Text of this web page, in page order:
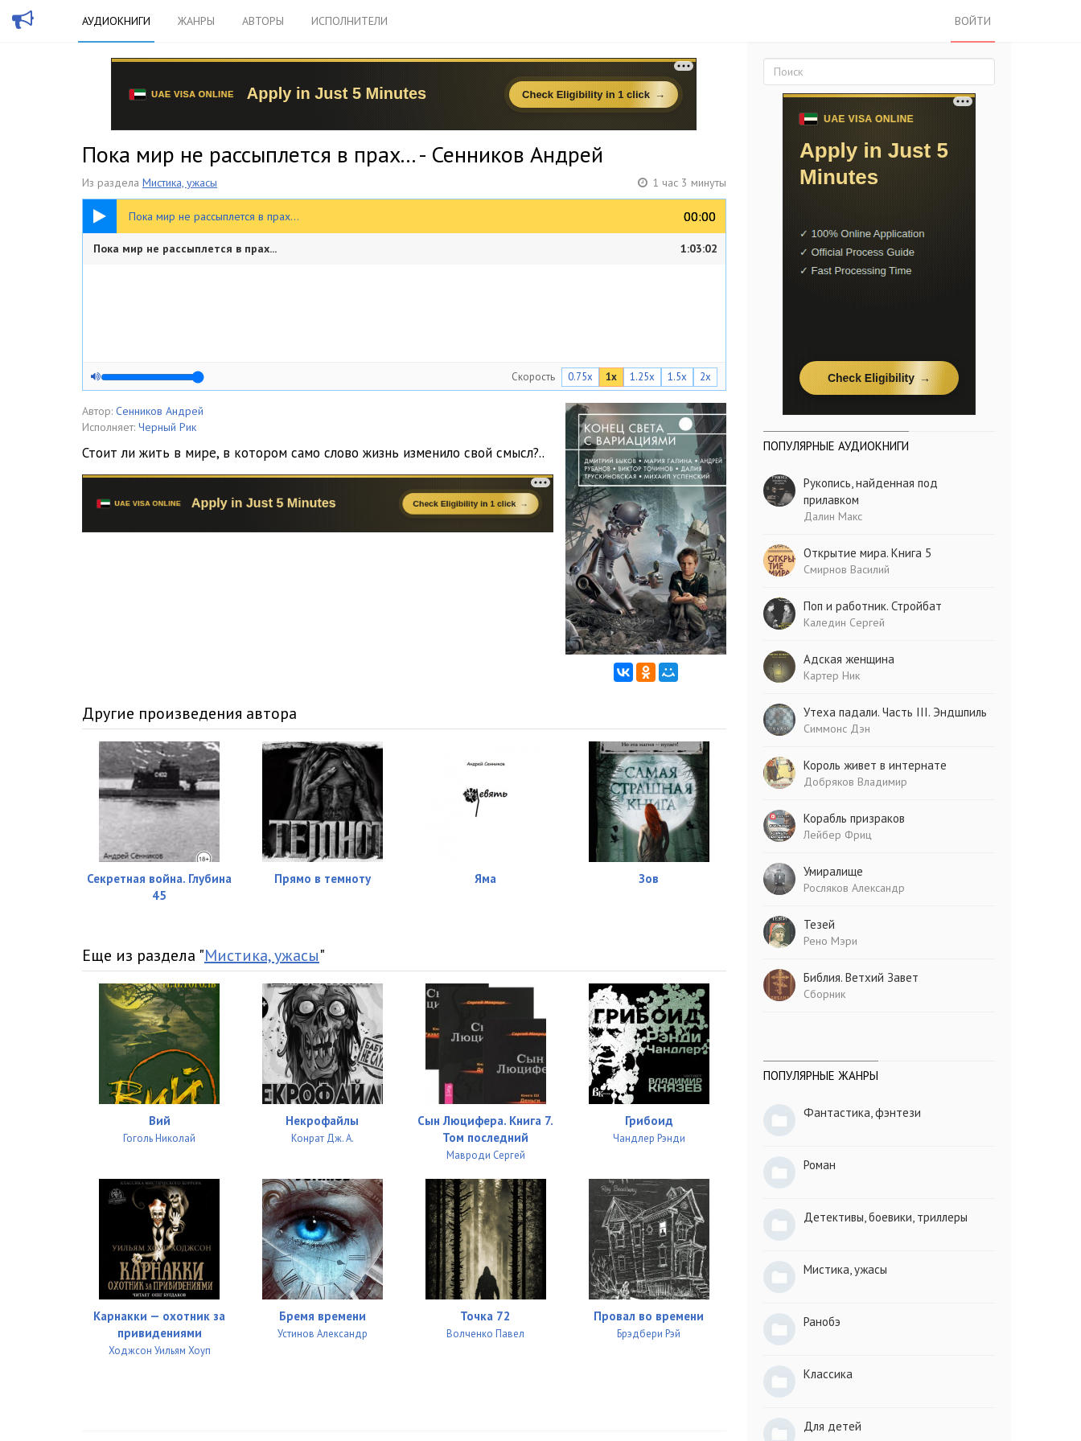
АУДИОКНИГИ ЖАНРЫ АВТОРЫ ИСПОЛНИТЕЛИ ВОЙТИ
Пока мир не рассыплется в прах... - Сенников Андрей
Из раздела Мистика, ужасы 1 час 3 минуты
Пока мир не рассыплется в прах... 00:00
00:00
1:03:02
Пока мир не рассыплется в прах... 1:03:02
Скорость 0.75x 1x 1.25x 1.5x 2x
Автор: Сенников Андрей
Исполняет: Черный Рик
Стоит ли жить в мире, в котором само слово жизнь изменило свой смысл?..
Другие произведения автора
Секретная война. Глубина
45
Прямо в темноту Яма Зов
Еще из раздела "Мистика, ужасы"
Вий
Гоголь Николай
Некрофайлы
Конрат Дж. А.
Сын Люцифера. Книга 7.
Том последний
Мавроди Сергей
Грибоид
Чандлер Рэнди
Карнакки — охотник за
привидениями
Ходжсон Уильям Хоуп
Бремя времени
Устинов Александр
Точка 72
Волченко Павел
Провал во времени
Брэдбери Рэй
ПОПУЛЯРНЫЕ АУДИОКНИГИ
Рукопись, найденная под
прилавком
Далин Макс
Открытие мира. Книга 5
Смирнов Василий
Поп и работник. Стройбат
Каледин Сергей
Адская женщина
Картер Ник
Утеха падали. Часть III. Эндшпиль
Симмонс Дэн
Король живет в интернате
Добряков Владимир
Корабль призраков
Лейбер Фриц
Умиралище
Росляков Александр
Тезей
Рено Мэри
Библия. Ветхий Завет
Сборник
ПОПУЛЯРНЫЕ ЖАНРЫ
Фантастика, фэнтези
Роман
Детективы, боевики, триллеры
Мистика, ужасы
Ранобэ
Классика
Для детей